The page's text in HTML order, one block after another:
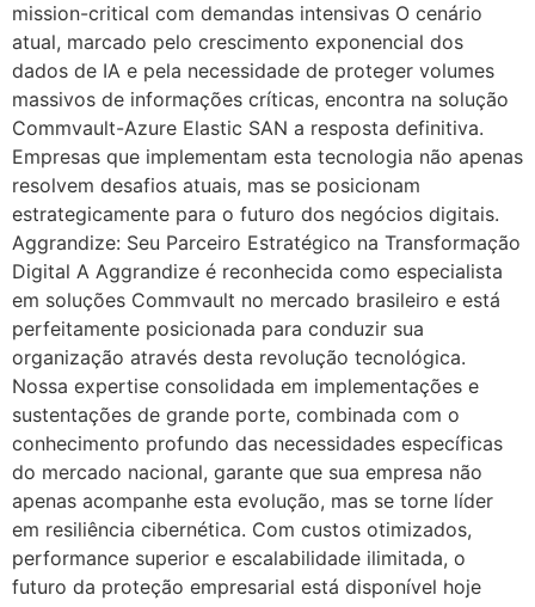
mission-critical com demandas intensivas O cenário
atual, marcado pelo crescimento exponencial dos
dados de IA e pela necessidade de proteger volumes
massivos de informações críticas, encontra na solução
Commvault-Azure Elastic SAN a resposta definitiva.
Empresas que implementam esta tecnologia não apenas
resolvem desafios atuais, mas se posicionam
estrategicamente para o futuro dos negócios digitais.
Aggrandize: Seu Parceiro Estratégico na Transformação
Digital A Aggrandize é reconhecida como especialista
em soluções Commvault no mercado brasileiro e está
perfeitamente posicionada para conduzir sua
organização através desta revolução tecnológica.
Nossa expertise consolidada em implementações e
sustentações de grande porte, combinada com o
conhecimento profundo das necessidades específicas
do mercado nacional, garante que sua empresa não
apenas acompanhe esta evolução, mas se torne líder
em resiliência cibernética. Com custos otimizados,
performance superior e escalabilidade ilimitada, o
futuro da proteção empresarial está disponível hoje